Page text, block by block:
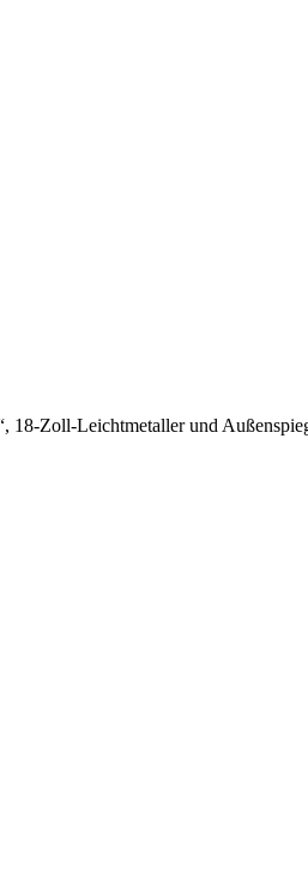
18-Zoll-Leichtmetaller und